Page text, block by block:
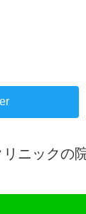
ニックの